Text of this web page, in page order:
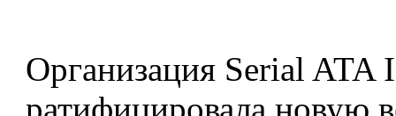
Организация Serial